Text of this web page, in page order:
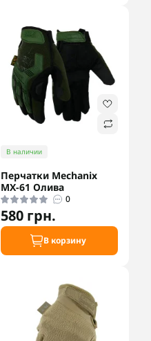
В наличии
Перчатки Mechanix
MX-61 Олива
0
580 грн.
В корзину